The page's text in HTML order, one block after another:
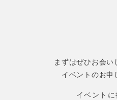
まずはぜひお会い
イベントのお申
イベントに